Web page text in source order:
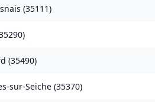
(35111)
)
(35490)
sur-Seiche (35370)